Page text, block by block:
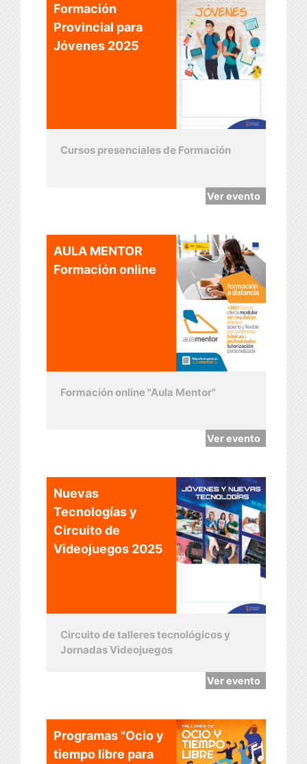
Formación
Provincial para
Jóvenes 2025
Cursos presenciales de Formación
Ver evento
AULA MENTOR
Formación online
Formación online "Aula Mentor"
Ver evento
Nuevas
Tecnologías y
Circuito de
Videojuegos 2025
Circuito de talleres tecnológicos y
Jornadas Videojuegos
Ver evento
Programas "Ocio y
tiempo libre para